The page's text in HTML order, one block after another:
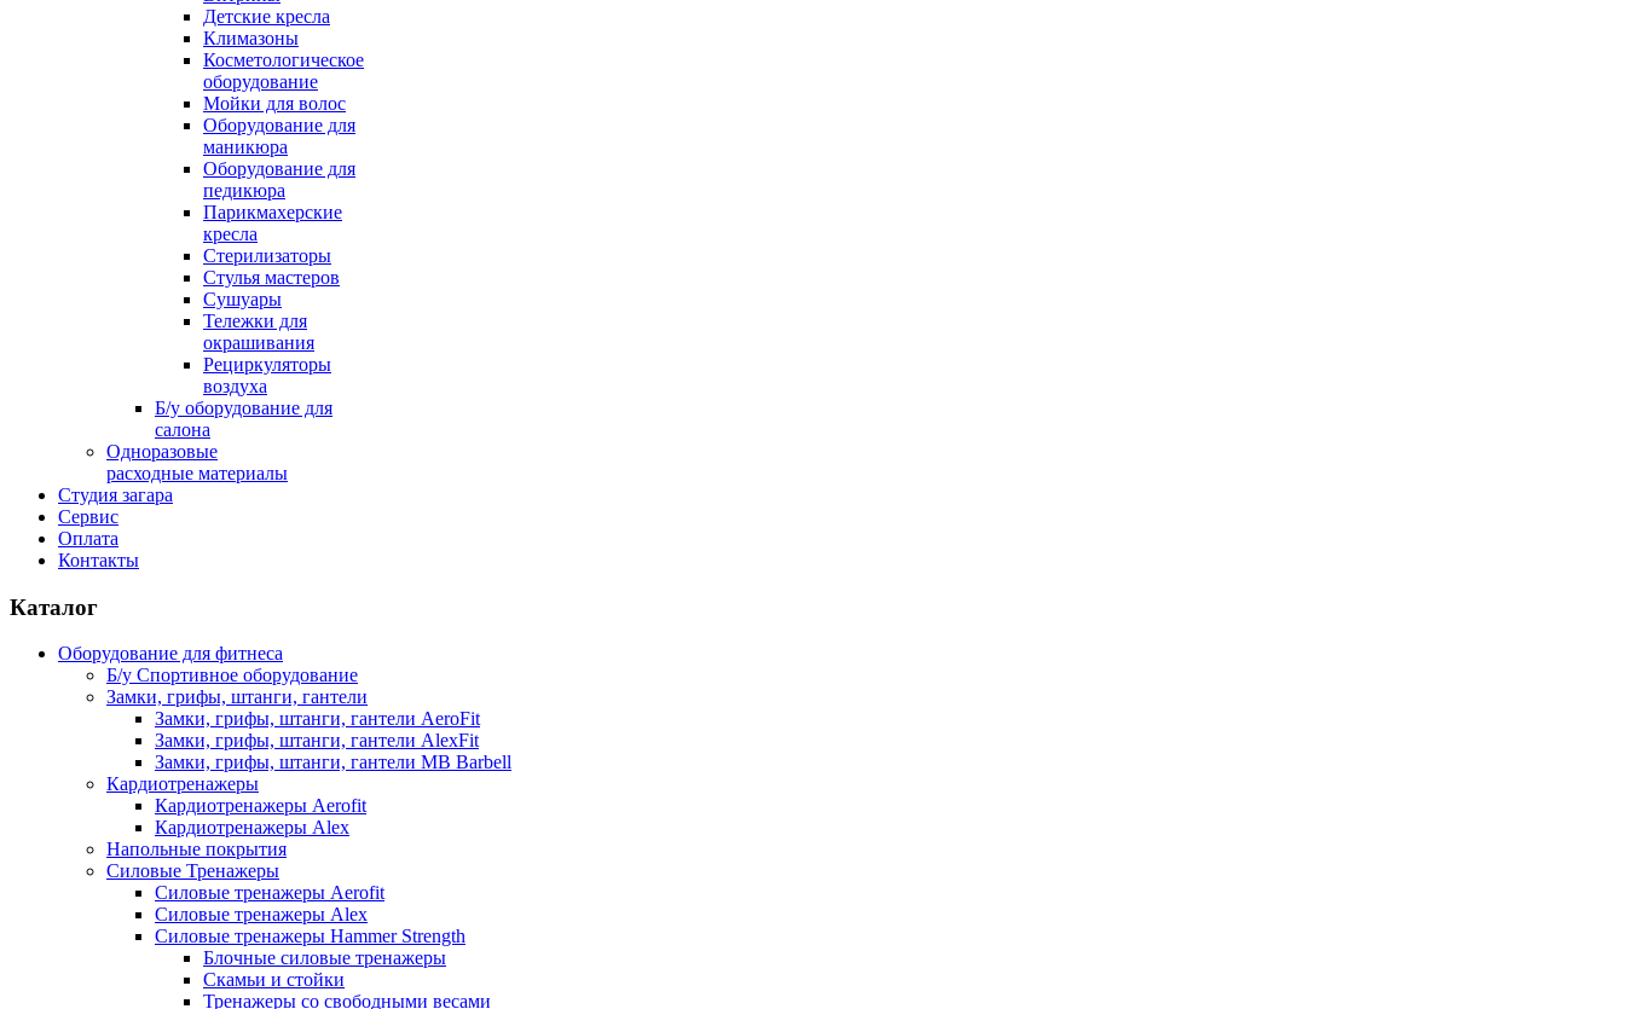
Детские кресла
Климазоны
Косметологическое
оборудование
Мойки для волос
Оборудование для
маникюра
Оборудование для
педикюра
Парикмахерские
кресла
Стерилизаторы
Стулья мастеров
Сушуары
Тележки для
окрашивания
Рециркуляторы
воздуха
Б/у оборудование для
салона
Одноразовые
расходные материалы
Студия загара
Сервис
Оплата
Контакты
Каталог
Оборудование для фитнеса
Б/у Спортивное оборудование
Замки, грифы, штанги, гантели
Замки, грифы, штанги, гантели AeroFit
Замки, грифы, штанги, гантели AlexFit
Замки, грифы, штанги, гантели MB Barbell
Кардиотренажеры
Кардиотренажеры Aerofit
Кардиотренажеры Alex
Напольные покрытия
Силовые Тренажеры
Силовые тренажеры Aerofit
Силовые тренажеры Alex
Силовые тренажеры Hammer Strength
Блочные силовые тренажеры
Скамьи и стойки
Тренажеры со свободными весами